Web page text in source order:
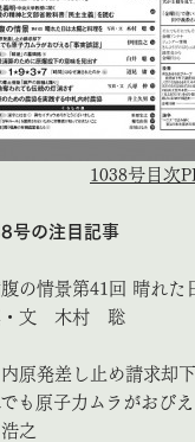
1038号目次
号の注目記事
の情景第41回 晴れた
・文 木村 聡
原発差し止め請求却下
も原子力ムラがおび
之